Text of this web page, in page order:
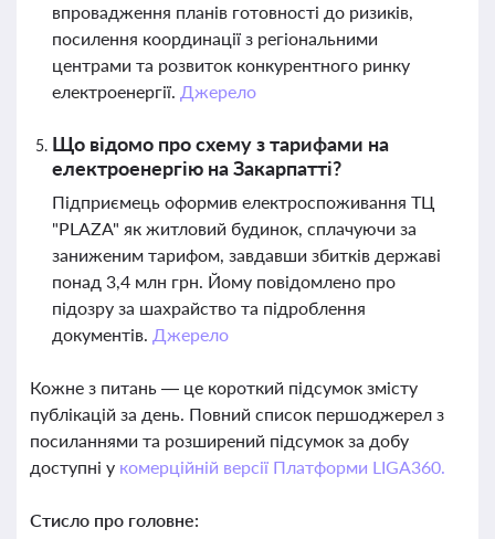
впровадження планів готовності до ризиків,
посилення координації з регіональними
центрами та розвиток конкурентного ринку
електроенергії. Джерело
Що відомо про схему з тарифами на
електроенергію на Закарпатті?
Підприємець оформив електроспоживання ТЦ
"PLAZA" як житловий будинок, сплачуючи за
заниженим тарифом, завдавши збитків державі
понад 3,4 млн грн. Йому повідомлено про
підозру за шахрайство та підроблення
документів. Джерело
Кожне з питань — це короткий підсумок змісту
публікацій за день. Повний список першоджерел з
посиланнями та розширений підсумок за добу
доступні у комерційній версії Платформи LIGA360.
Стисло про головне: